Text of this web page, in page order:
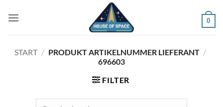
Inhalt
0
START / PRODUKT ARTIKELNUMMER LIEFERANT /
696603
FILTER